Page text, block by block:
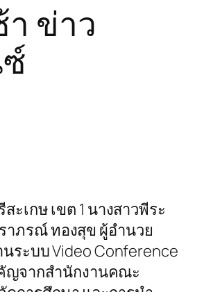
า ข่าว
เกษ เขต 1 นางสาวพีระ
าภรณ์ ทองสุข ผู้อำนวย
ระบบ Video Conference
ญจากสำนักงานคณะ